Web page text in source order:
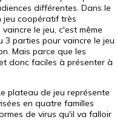
différentes. Dans le
jeu coopératif très
le jeu, c'est même
parties pour vaincre le jeu
Mais parce que les
donc faciles à présenter à
plateau de jeu représente
en quatre familles
de virus qu'il va falloir